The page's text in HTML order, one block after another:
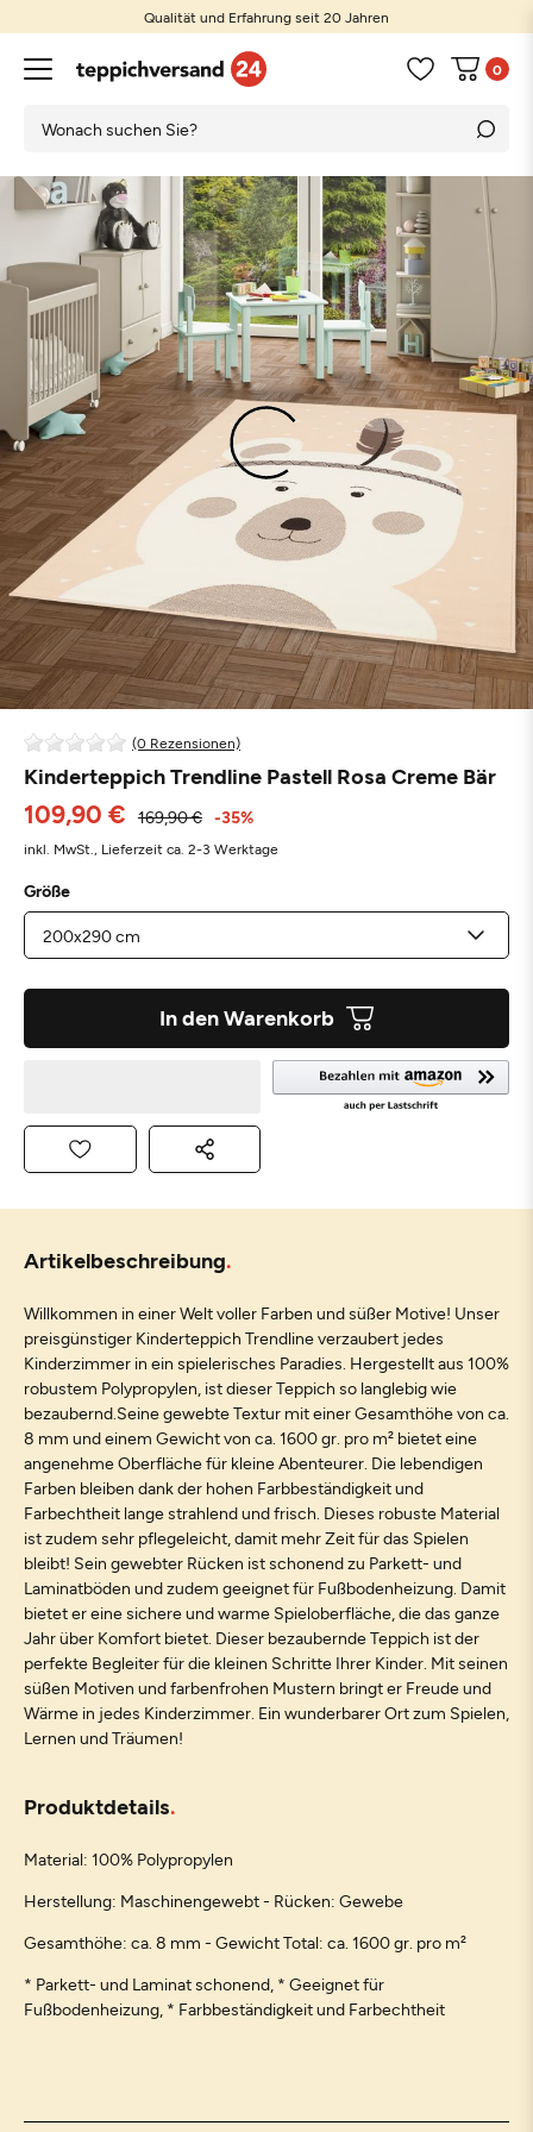
Qualität und Erfahrung seit 20 Jahren
0
(0 Rezensionen)
Kinderteppich Trendline Pastell Rosa Creme Bär
109,90 € 169,90 € -35%
inkl. MwSt., Lieferzeit ca. 2-3 Werktage
Größe
In den Warenkorb
Artikelbeschreibung
Willkommen in einer Welt voller Farben und süßer Motive! Unser
preisgünstiger Kinderteppich Trendline verzaubert jedes
Kinderzimmer in ein spielerisches Paradies. Hergestellt aus 100%
robustem Polypropylen, ist dieser Teppich so langlebig wie
bezaubernd.Seine gewebte Textur mit einer Gesamthöhe von ca.
8 mm und einem Gewicht von ca. 1600 gr. pro m² bietet eine
angenehme Oberfläche für kleine Abenteurer. Die lebendigen
Farben bleiben dank der hohen Farbbeständigkeit und
Farbechtheit lange strahlend und frisch. Dieses robuste Material
ist zudem sehr pflegeleicht, damit mehr Zeit für das Spielen
bleibt! Sein gewebter Rücken ist schonend zu Parkett- und
Laminatböden und zudem geeignet für Fußbodenheizung. Damit
bietet er eine sichere und warme Spieloberfläche, die das ganze
Jahr über Komfort bietet. Dieser bezaubernde Teppich ist der
perfekte Begleiter für die kleinen Schritte Ihrer Kinder. Mit seinen
süßen Motiven und farbenfrohen Mustern bringt er Freude und
Wärme in jedes Kinderzimmer. Ein wunderbarer Ort zum Spielen,
Lernen und Träumen!
Produktdetails
Material: 100% Polypropylen
Herstellung: Maschinengewebt - Rücken: Gewebe
Gesamthöhe: ca. 8 mm - Gewicht Total: ca. 1600 gr. pro m²
* Parkett- und Laminat schonend, * Geeignet für
Fußbodenheizung, * Farbbeständigkeit und Farbechtheit